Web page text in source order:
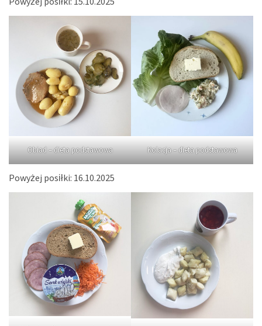
Obiad – dieta podstawowa Kolacja – dieta podstawowa
Powyżej posiłki: 16.10.2025